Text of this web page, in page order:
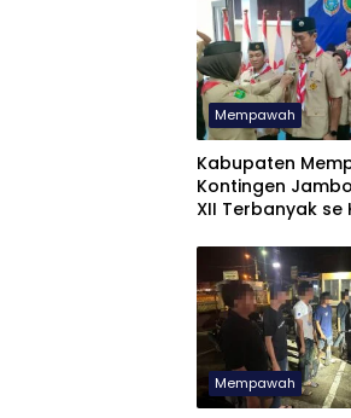
Mempawah
Kabupaten
Kontingen
XII Terbanyak
Mempawah